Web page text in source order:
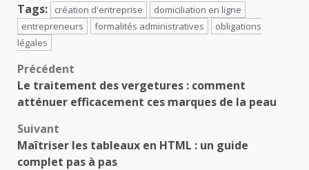
Tags: création d'entreprise
domiciliation en ligne
entrepreneurs
formalités administratives
obligations
légales
Navigation
d’article
Précédent
Le traitement des vergetures : comment
atténuer efficacement ces marques de la peau
Suivant
Maîtriser les tableaux en HTML : un guide
complet pas à pas